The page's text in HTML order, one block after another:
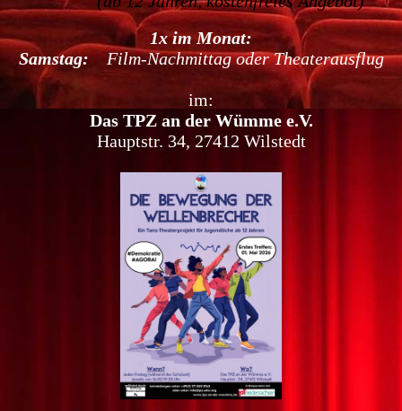
1x im Monat:
Samstag:Film-Nachmittag oder Theaterausflug
im:
Das TPZ an der Wümme e.V.
Hauptstr. 34, 27412 Wilstedt